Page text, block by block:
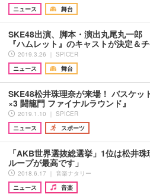
ニュース
舞台
SKE48出演、脚本・演出丸尾丸一郎
『ハムレット』のキャストが決定＆
2019.3.26 ｜ SPICER
ニュース
舞台
SKE48松井珠理奈が来場！ バスケッ
×3 闘籠門 ファイナルラウンド』
2019.1.10 ｜ SPICER
ニュース
スポーツ
「AKB世界選抜総選挙」1位は松井
ループが最高です」
2018.6.17 ｜ 音楽ナタリー
ニュース
音楽